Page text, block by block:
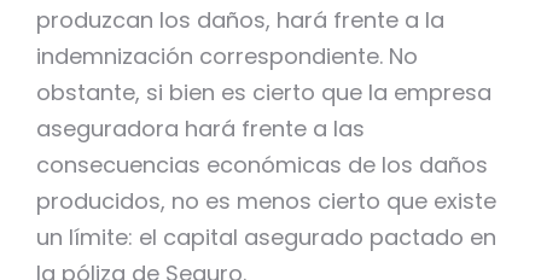
produzcan los daños, hará frente a la
indemnización correspondiente. No
obstante, si bien es cierto que la empresa
aseguradora hará frente a las
consecuencias económicas de los daños
producidos, no es menos cierto que existe
un límite: el capital asegurado pactado en
la póliza de Seguro.